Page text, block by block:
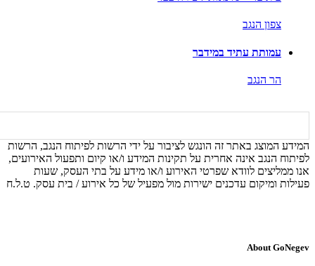
צפון הנגב
עמותת עתיד במידבר
הר הנגב
המידע המוצג באתר זה הונגש לציבור על ידי הרשות לפיתוח הנגב, הרשות
לפיתוח הנגב אינה אחרית על תקינות המידע ו/או קיום ותפעול האירועים,
אנו ממליצים לוודא שפרטי האירוע ו/או מידע על בתי העסק, שעות
פעילות ומיקום עדכנים ישירות מול מפעיל של כל אירוע / בית עסק. ט.ל.ח
About GoNegev